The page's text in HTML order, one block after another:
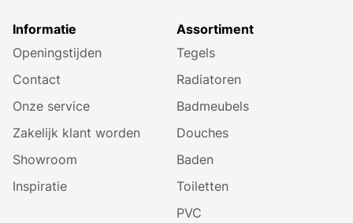
Informatie
Openingstijden
Contact
Onze service
Zakelijk klant worden
Showroom
Inspiratie
Assortiment
Tegels
Radiatoren
Badmeubels
Douches
Baden
Toiletten
PVC